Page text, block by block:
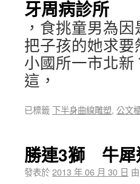
牙周病診所
，食挑童男為
把子孩的她求
小國所一市北
這，
已標籤下半身曲線雕塑, 公文
勝連3獅 牛犀
發表於2013 年 06 月 30 日 由